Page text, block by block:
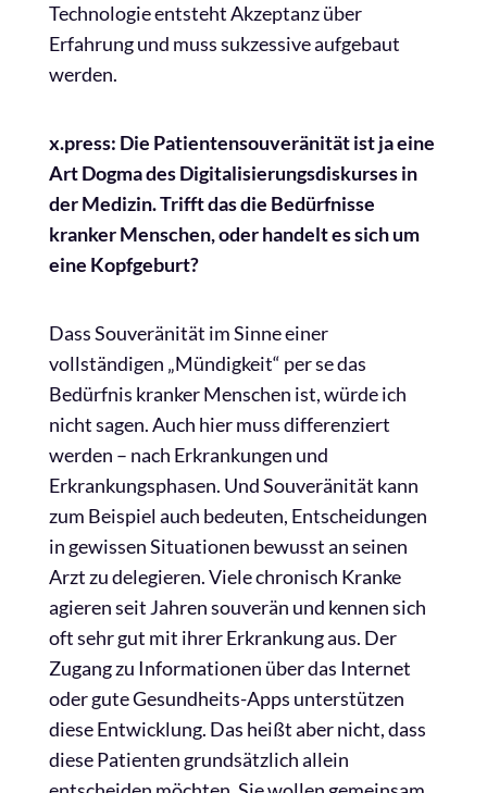
Technologie entsteht Akzeptanz über
Erfahrung und muss sukzessive aufgebaut
werden.
x.press: Die Patientensouveränität ist ja eine
Art Dogma des Digitalisierungsdiskurses in
der Medizin. Trifft das die Bedürfnisse
kranker Menschen, oder handelt es sich um
eine Kopfgeburt?
Dass Souveränität im Sinne einer
vollständigen „Mündigkeit“ per se das
Bedürfnis kranker Menschen ist, würde ich
nicht sagen. Auch hier muss differenziert
werden – nach Erkrankungen und
Erkrankungsphasen. Und Souveränität kann
zum Beispiel auch bedeuten, Entscheidungen
in gewissen Situationen bewusst an seinen
Arzt zu delegieren. Viele chronisch Kranke
agieren seit Jahren souverän und kennen sich
oft sehr gut mit ihrer Erkrankung aus. Der
Zugang zu Informationen über das Internet
oder gute Gesundheits-Apps unterstützen
diese Entwicklung. Das heißt aber nicht, dass
diese Patienten grundsätzlich allein